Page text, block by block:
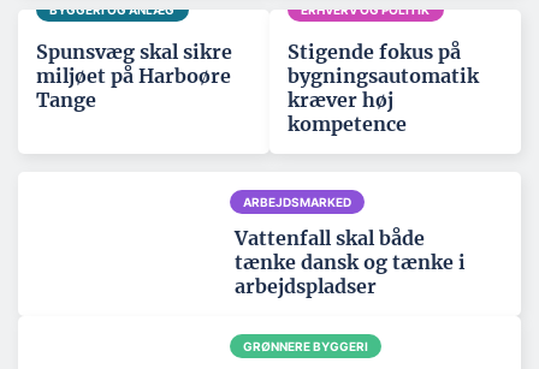
BYGGERI OG ANLÆG
Spunsvæg skal sikre
miljøet på Harboøre
Tange
ERHVERV OG POLITIK
Stigende fokus på
bygningsautomatik
kræver høj
kompetence
ARBEJDSMARKED
Vattenfall skal både
tænke dansk og tænke i
arbejdspladser
GRØNNERE BYGGERI